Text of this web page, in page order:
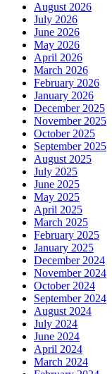
August 2026
July 2026
June 2026
May 2026
April 2026
March 2026
February 2026
January 2026
December 2025
November 2025
October 2025
September 2025
August 2025
July 2025
June 2025
May 2025
April 2025
March 2025
February 2025
January 2025
December 2024
November 2024
October 2024
September 2024
August 2024
July 2024
June 2024
April 2024
March 2024